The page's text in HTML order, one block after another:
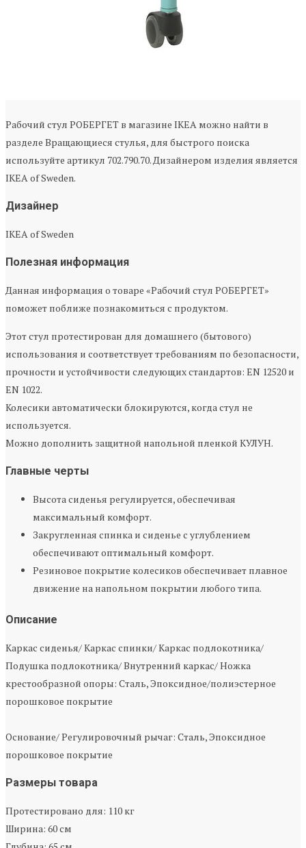
Рабочий стул РОБЕРГЕТ в магазине IKEA можно найти в
разделе Вращающиеся стулья, для быстрого поиска
используйте артикул 702.790.70. Дизайнером изделия является
IKEA of Sweden.
Дизайнер
IKEA of Sweden
Полезная информация
Данная информация о товаре «Рабочий стул РОБЕРГЕТ»
поможет поближе познакомиться с продуктом.
Этот стул протестирован для домашнего (бытового)
использования и соответствует требованиям по безопасности,
прочности и устойчивости следующих стандартов: EN 12520 и
EN 1022.
Колесики автоматически блокируются, когда стул не
используется.
Можно дополнить защитной напольной пленкой КУЛУН.
Главные черты
Высота сиденья регулируется, обеспечивая
максимальный комфорт.
Закругленная спинка и сиденье с углублением
обеспечивают оптимальный комфорт.
Резиновое покрытие колесиков обеспечивает плавное
движение на напольном покрытии любого типа.
Описание
Каркас сиденья/ Каркас спинки/ Каркас подлокотника/
Подушка подлокотника/ Внутренний каркас/ Ножка
крестообразной опоры: Сталь, Эпоксидное/полиэстерное
порошковое покрытие
Основание/ Регулировочный рычаг: Сталь, Эпоксидное
порошковое покрытие
Размеры товара
Протестировано для: 110 кг
Ширина: 60 см